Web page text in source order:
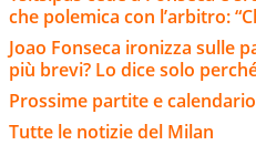
che polemica con l’arbitro:
Joao Fonseca ironizza sulle
più brevi? Lo dice solo
Prossime partite e
Tutte le notizie del Milan